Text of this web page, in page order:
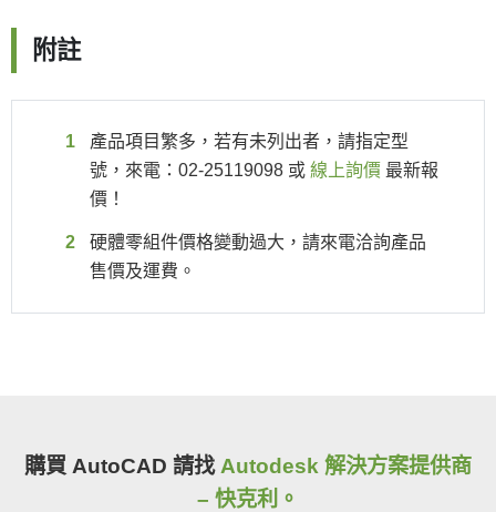
附註
產品項目繁多，若有未列出者，請指定型
號，來電：02-25119098 或 線上詢價 最新報
價！
硬體零組件價格變動過大，請來電洽詢產品
售價及運費。
購買 AutoCAD 請找 Autodesk 解決方案提供商
– 快克利。